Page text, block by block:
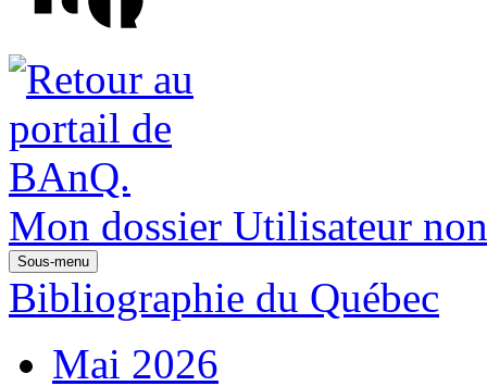
Mon dossier Utilisateur
Sous-menu
Bibliographie du Québec
Mai 2026